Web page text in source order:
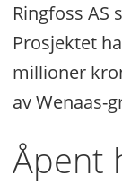
Ringfoss
Prosjektet
millioner
av Wenaas-
Åpent